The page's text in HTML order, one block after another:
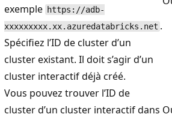
exemple https://adb-
xxxxxxxxx.xx.azuredatabricks.net .
Spécifiez l’ID de cluster d’un
cluster existant. Il doit s’agir d’un
cluster interactif déjà créé.
Vous pouvez trouver l’ID de
cluster d’un cluster interactif dans